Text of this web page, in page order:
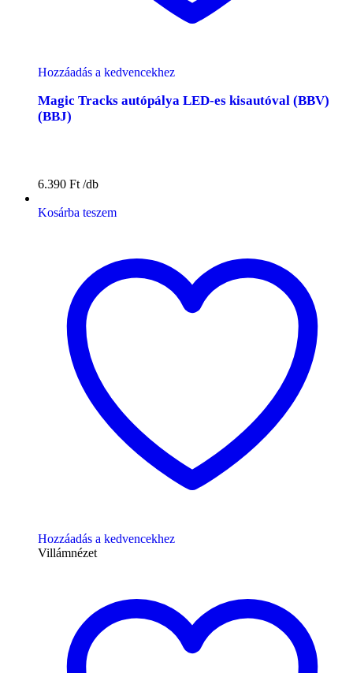
Hozzáadás a kedvencekhez
Magic Tracks autópálya LED-es kisautóval (BBV)
(BBJ)
6.390 Ft
Kosárba teszem
Hozzáadás a kedvencekhez
Villámnézet